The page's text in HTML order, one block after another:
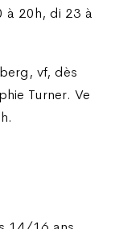
à 20h, di 23 à
vf, dès
Turner. Ve